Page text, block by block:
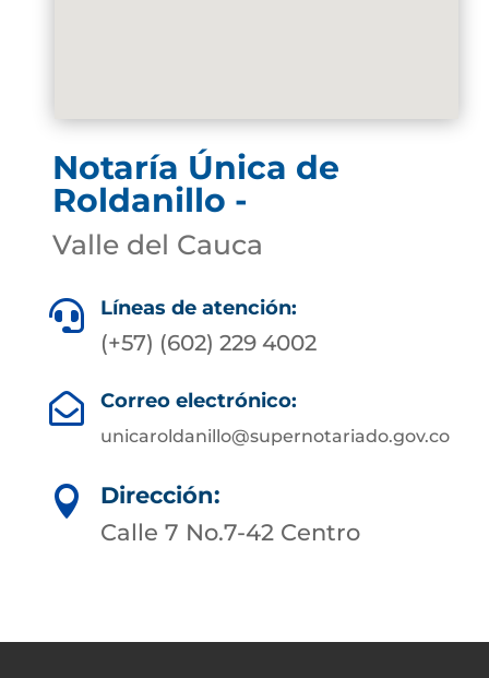
Notaría Única de
Roldanillo -
Valle del Cauca
 Líneas de atención:
(+57) (602) 229 4002
 Correo electrónico:
unicaroldanillo@supernotariado.gov.co

Dirección:
Calle 7 No.7-42 Centro